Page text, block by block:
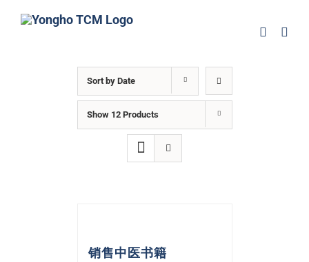
Sort by Date
Show 12 Products
销售中医书籍